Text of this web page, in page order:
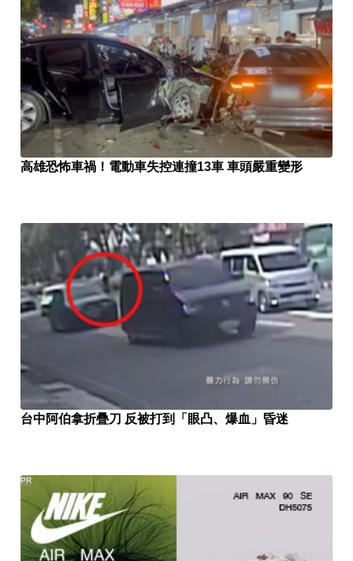
高雄恐怖車禍！電動車失控連撞13車 車頭嚴重變形
台中阿伯拿折疊刀 反被打到「眼凸、爆血」昏迷
PR